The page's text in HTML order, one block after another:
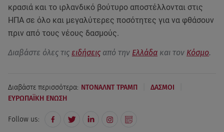
κρασιά και το ιρλανδικό βούτυρο αποστέλλονται στις
ΗΠΑ σε όλο και μεγαλύτερες ποσότητες για να φθάσουν
πριν από τους νέους δασμούς.
Διαβάστε όλες τις ειδήσεις από την Ελλάδα και τον Κόσμο.
Διαβάστε περισσότερα: ΝΤΟΝΑΛΝΤ ΤΡΑΜΠ ΔΑΣΜΟΙ
ΕΥΡΩΠΑΪΚΗ ΕΝΩΣΗ
Follow us: